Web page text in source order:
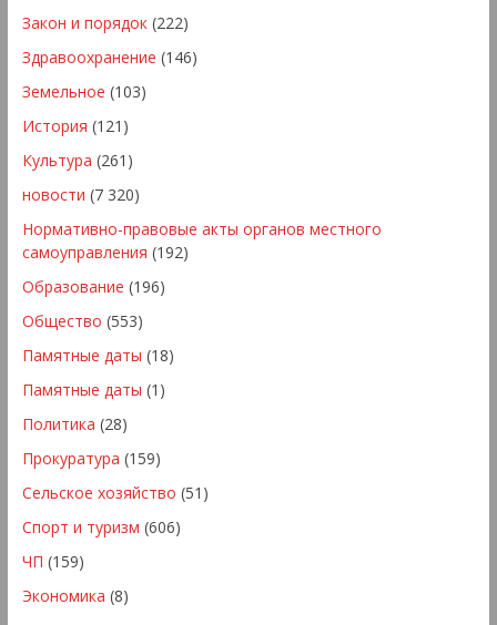
Закон и порядок(222)
Здравоохранение (146)
Земельное (103)
История (121)
Культура (261)
новости (7 320)
Нормативно-правовые акты органов местного
самоуправления (192)
Образование (196)
Общество (553)
Памятные даты (18)
Памятные даты (1)
Политика (28)
Прокуратура (159)
Сельское хозяйство (51)
Спорт и туризм (606)
ЧП (159)
Экономика (8)